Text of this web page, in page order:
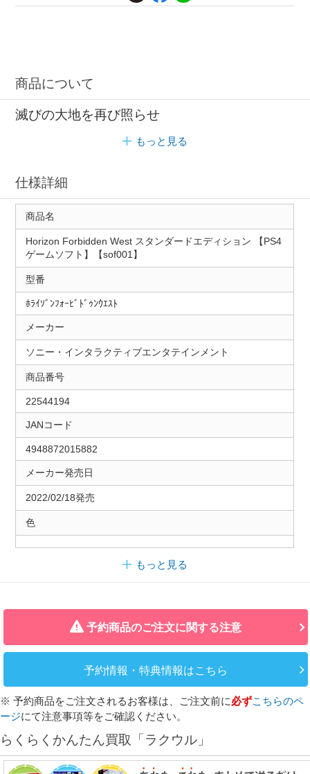
商品について
滅びの大地を再び照らせ
もっと見る
仕様詳細
商品名
Horizon Forbidden West スタンダードエディション 【PS4
ゲームソフト】【sof001】
型番
ﾎﾗｲｿﾞﾝﾌｫｰﾋﾞﾄﾞｩﾝｳｴｽﾄ
メーカー
ソニー・インタラクティブエンタテインメント
商品番号
22544194
JANコード
4948872015882
メーカー発売日
2022/02/18発売
色
もっと見る
予約商品のご注文に関する注意
予約情報・特典情報はこちら
※ 予約商品をご注文されるお客様は、ご注文前に必ずこちらのペ
ージにて注意事項等をご確認ください。
らくらくかんたん買取「ラクウル」